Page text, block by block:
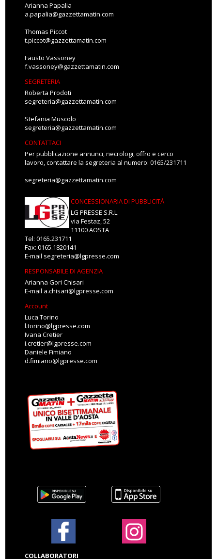
Arianna Papalia
a.papalia@gazzettamatin.com
Thomas Piccot
t.piccot@gazzettamatin.com
Fausto Vassoney
f.vassoney@gazzettamatin.com
SEGRETERIA
Roberta Prodoti
segreteria@gazzettamatin.com
Stefania Muscolo
segreteria@gazzettamatin.com
CONTATTACI
Per pubblicazione annunci, necrologi, offro e cerco
lavoro, contattare la segreteria al numero: 0165/231711
segreteria@gazzettamatin.com
CONCESSIONARIA DI PUBBLICITÀ
LG PRESSE S.R.L.
via Festaz, 52
11100 AOSTA
Tel: 0165.231711
Fax: 0165.1820141
E-mail segreteria@lgpresse.com
RESPONSABILE DI AGENZIA
Arianna Gori Chisari
E-mail a.chisari@lgpresse.com
Account
Luca Torino
l.torino@lgpresse.com
Ivana Cretier
i.cretier@lgpresse.com
Daniele Fimiano
d.fimiano@lgpresse.com
COLLABORATORI